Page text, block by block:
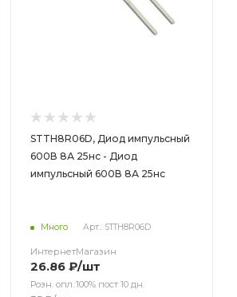
STTH8R06D, Диод импульсный
600В 8А 25нс - Диод
импульсный 600В 8А 25нс
Много Арт.: STTH8R06D
ИнтернетМагазин
26.86 ₽/шт
Розн. опл.:100% пост 10 дн.